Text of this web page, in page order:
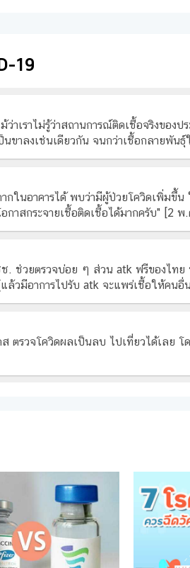
19
าเราไม่รู้ว่าสถานการณ์ติดเชื้อจริงของ
นขาลงเช่นเดียวกัน จนกว่าเชื้อกลายพั
กในอาคารได้ พบว่ามีผู้ป่วยโควิดเพิ่มขึ้
กาสกระจายเชื้อติดเชื้อได้มากครับ" [2 พ
ช่วยตรวจบ่อย ๆ ส่วน atk ฟรีของไทย
ล้วมีอาการไปรับ atk จะแพร่เชื้อให้คนอื่
ตรวจโควิดผลเป็นลบ ไปเที่ยวได้เลย โ